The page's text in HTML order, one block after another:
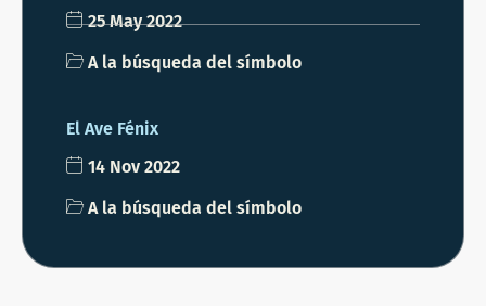
25 May 2022
A la búsqueda del símbolo
El Ave Fénix
14 Nov 2022
A la búsqueda del símbolo